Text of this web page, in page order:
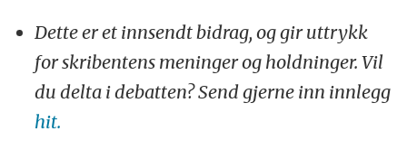
Dette er et innsendt bidrag, og gir uttrykk
for skribentens meninger og holdninger. Vil
du delta i debatten? Send gjerne inn innlegg
hit.